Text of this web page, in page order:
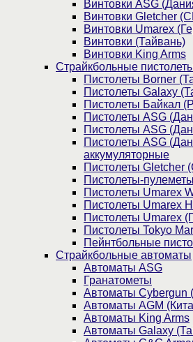
Винтовки ASG
Винтовки Gletcher
Винтовки Umarex
Винтовки (Тайвань)
Винтовки King Arms
Страйкбольные
Пистолеты Borner
Пистолеты Galaxy
Пистолеты Байкал
Пистолеты ASG
Пистолеты ASG
Пистолеты ASG
аккумуляторные
Пистолеты Gletcher
Пистолеты-пулеметы
Пистолеты Umarex
Пистолеты Umarex
Пистолеты Umarex
Пистолеты Tokyo
Пейнтбольные
Страйкбольные автоматы
Автоматы ASG
Гранатометы
Автоматы Cybergun
Автоматы AGM
Автоматы King Arms
Автоматы Galaxy